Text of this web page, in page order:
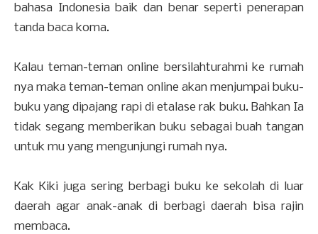
bahasa Indonesia baik dan benar seperti penerapan
tanda baca koma.
Kalau teman-teman online bersilahturahmi ke rumah
nya maka teman-teman online akan menjumpai buku-
buku yang dipajang rapi di etalase rak buku. Bahkan Ia
tidak segang memberikan buku sebagai buah tangan
untuk mu yang mengunjungi rumah nya.
Kak Kiki juga sering berbagi buku ke sekolah di luar
daerah agar anak-anak di berbagi daerah bisa rajin
membaca.